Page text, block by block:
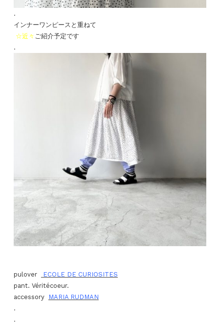
.
インナーワンピースと重ねて
☆近々 ご紹介予定です
.
pulover
ECOLE DE CURIOSITES
pant. Véritécoeur.
accessory
MARIA RUDMAN
.
.